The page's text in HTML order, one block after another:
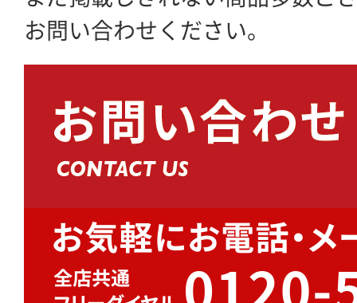
お問い合わせください。